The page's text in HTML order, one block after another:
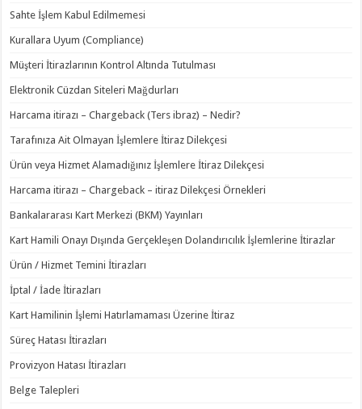
Sahte İşlem Kabul Edilmemesi
Kurallara Uyum (Compliance)
Müşteri İtirazlarının Kontrol Altında Tutulması
Elektronik Cüzdan Siteleri Mağdurları
Harcama itirazı – Chargeback (Ters ibraz) – Nedir?
Tarafınıza Ait Olmayan İşlemlere İtiraz Dilekçesi
Ürün veya Hizmet Alamadığınız İşlemlere İtiraz Dilekçesi
Harcama itirazı – Chargeback – itiraz Dilekçesi Örnekleri
Bankalararası Kart Merkezi (BKM) Yayınları
Kart Hamili Onayı Dışında Gerçekleşen Dolandırıcılık İşlemlerine İtirazlar
Ürün / Hizmet Temini İtirazları
İptal / İade İtirazları
Kart Hamilinin İşlemi Hatırlamaması Üzerine İtiraz
Süreç Hatası İtirazları
Provizyon Hatası İtirazları
Belge Talepleri